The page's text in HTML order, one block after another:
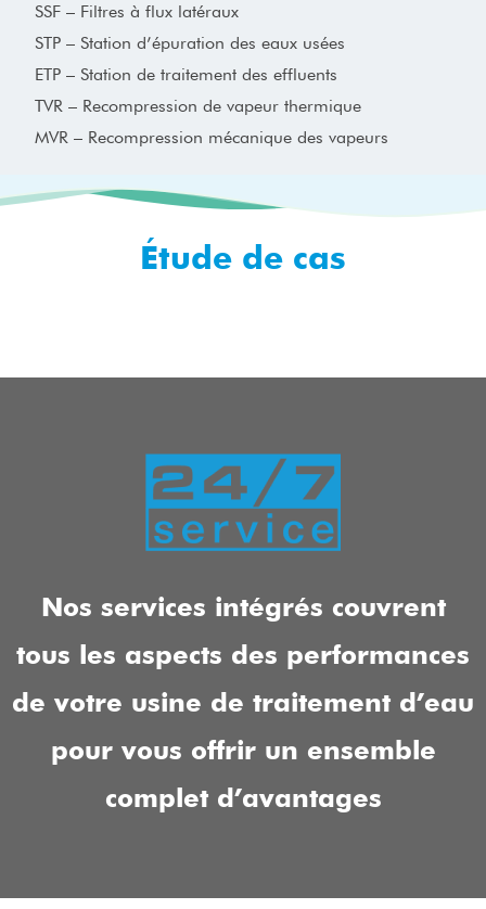
SSF – Filtres à flux latéraux
STP – Station d’épuration des eaux usées
ETP – Station de traitement des effluents
TVR – Recompression de vapeur thermique
MVR – Recompression mécanique des vapeurs
Étude de cas
Nos services intégrés couvrent
tous les aspects des performances
de votre usine de traitement d’eau
pour vous offrir un ensemble
complet d’avantages